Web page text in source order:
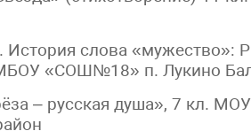
слова «мужество»:
«СОШ№18» п. Лукино
– русская душа», 7 кл.